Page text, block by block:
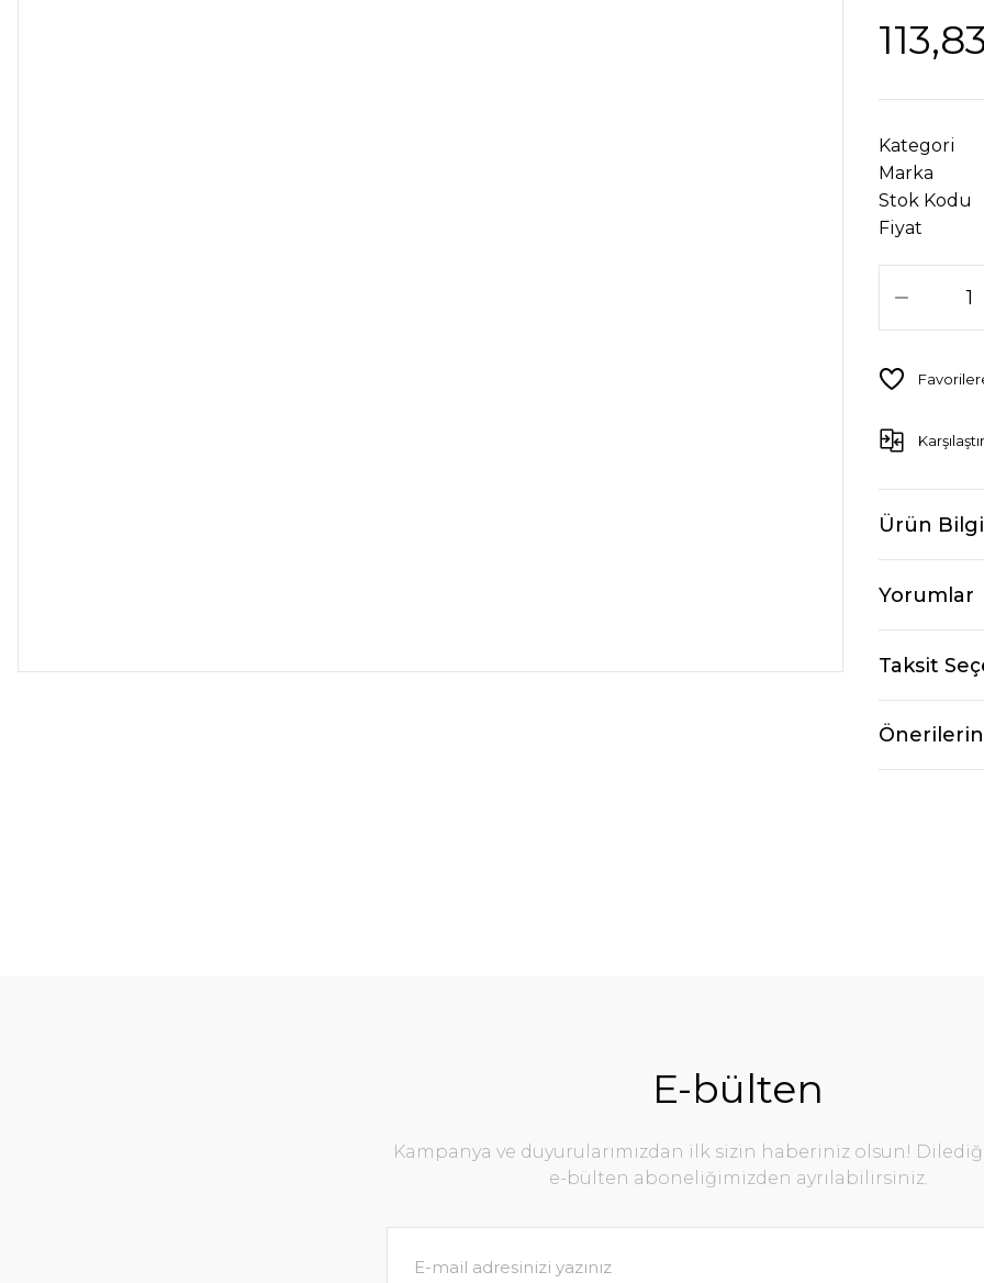
Kategori
Marka
Stok Kodu
Fiyat
Karşılaştır
Ürün
Yorumlar
Taksit
E-bülten
Kampanya ve duyurularımızdan ilk sizin haberiniz olsun!
e-bülten aboneliğimizden ayrılabilirsiniz.